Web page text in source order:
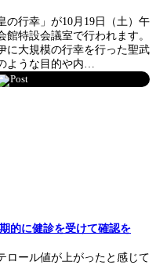
行幸」が10月19日（土）午
特設会議室で行われます。
に大規模の行幸を行った聖武
ような目的や内…
Post
的に健診を受けて確認を
ロール値が上がったと感じて